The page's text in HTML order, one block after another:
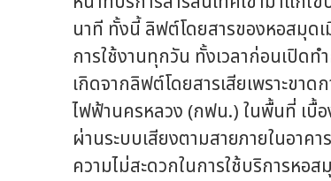
นาที ทั้งนี้ ลิฟต์โดยสารของหอสมุด
การใช้งานทุกวัน ทั้งเวลาก่อนเปิด
เกิดจากลิฟต์โดยสารเสียเพราะขา
ไฟฟ้านครหลวง (กฟน.) ในพื้นที่ เบื้
ผ่านระบบเสียงตามสายภายในอาค
ความไม่สะดวกในการใช้บริการหอ